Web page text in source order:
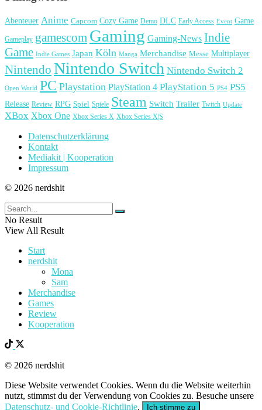
Abenteuer Anime Capcom Cozy Game Demo DLC Early Access Event Game
Gameplay gamescom Gaming Gaming-News Indie
Game Indie Games Japan Köln Manga Merchandise Messe Multiplayer
Nintendo Nintendo Switch Nintendo Switch 2
Open World PC Playstation PlayStation 4 PlayStation 5 PS4 PS5
Release Review RPG Spiel Spiele Steam Switch Trailer Twitch Update
XBox Xbox One Xbox Series X Xbox Series X|S
Datenschutzerklärung
Kontakt
Mediakit | Kooperation
Impressum
© 2026 nerdshit
No Result
View All Result
Start
nerdshit
Mona
Sam
Merchandise
Games
Review
Kooperation
© 2026 nerdshit
Diese Website verwendet Cookies. Wenn du die Website weiterhin
nutzt, stimmst du der Verwendung von Cookies zu. Besuche unsere
Datenschutz- und Cookie-Richtlinie. Ich stimme zu